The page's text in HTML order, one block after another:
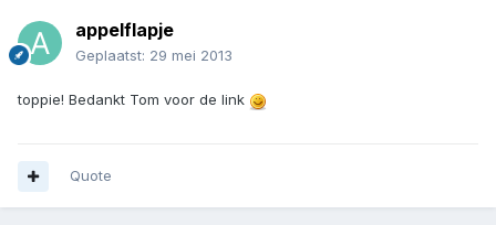
appelflapje
Geplaatst: 29 mei 2013
toppie! Bedankt Tom voor de link
Quote